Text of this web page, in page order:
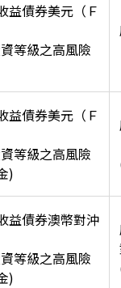
益債券美元（Ｆ
等級之高風險
益債券美元（Ｆ
等級之高風險
)
益債券澳幣對沖
等級之高風險
)